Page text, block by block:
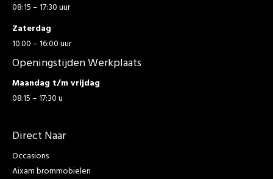
08:15 – 17:30 uur
Zaterdag
10.00 – 16:00 uur
Openingstijden Werkplaats
Maandag t/m vrijdag
08.15 – 17:30 u
Direct Naar
Occasions
Aixam brommobielen